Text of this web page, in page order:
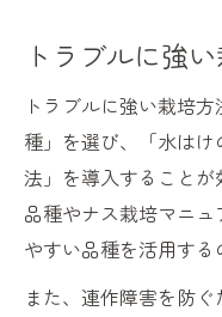
トラブルに強
トラブルに強い栽培
種」を選び、「水は
法」を導入すること
品種やナス栽培マニ
やすい品種を活用する
また、連作障害を防